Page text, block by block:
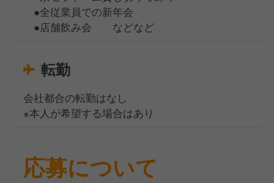
●全従業員での新年会
●店舗飲み会 などなど
転勤
会社都合の転勤はなし
※本人が希望する場合はあり
応募について